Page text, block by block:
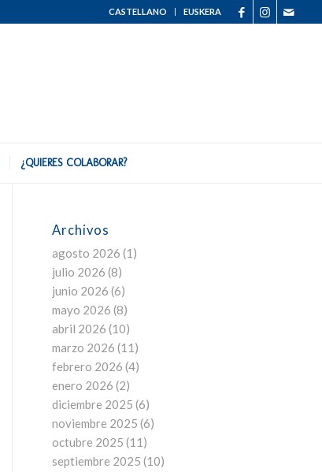
CASTELLANO EUSKERA
¿QUIERES COLABORAR?
Archivos
agosto 2026 (1)
julio 2026 (8)
junio 2026 (6)
mayo 2026 (8)
abril 2026 (10)
marzo 2026 (11)
febrero 2026 (4)
enero 2026 (2)
diciembre 2025 (6)
noviembre 2025 (6)
octubre 2025 (11)
septiembre 2025 (10)